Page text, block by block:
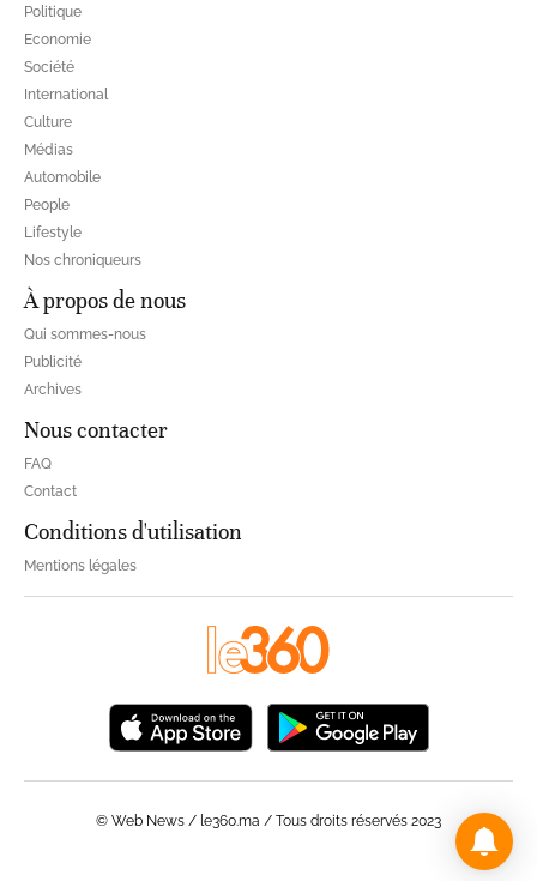
Politique
Economie
Société
International
Culture
Médias
Automobile
People
Lifestyle
Nos chroniqueurs
À propos de nous
Qui sommes-nous
Publicité
Archives
Nous contacter
FAQ
Contact
Conditions d'utilisation
Mentions légales
© Web News / le360.ma / Tous droits réservés 2023